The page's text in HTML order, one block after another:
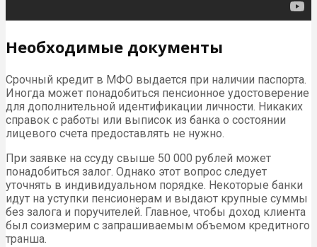
Необходимые документы
Срочный кредит в МФО выдается при наличии паспорта.
Иногда может понадобиться пенсионное удостоверение
для дополнительной идентификации личности. Никаких
справок с работы или выписок из банка о состоянии
лицевого счета предоставлять не нужно.
При заявке на ссуду свыше 50 000 рублей может
понадобиться залог. Однако этот вопрос следует
уточнять в индивидуальном порядке. Некоторые банки
идут на уступки пенсионерам и выдают крупные суммы
без залога и поручителей. Главное, чтобы доход клиента
был соизмерим с запрашиваемым объемом кредитного
транша.